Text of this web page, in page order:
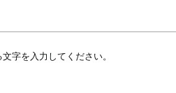
字を入力してください。